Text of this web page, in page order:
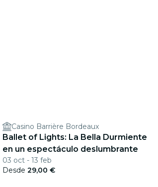
Casino Barrière Bordeaux
Ballet of Lights: La Bella Durmiente
en un espectáculo deslumbrante
03 oct - 13 feb
Desde 29,00 €